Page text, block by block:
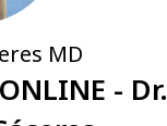
MD
- Dr.